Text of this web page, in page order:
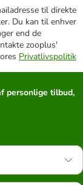
til direkte
Du kan til enhver
end de
zooplus'
Privatlivspolitik
personlige tilbud,